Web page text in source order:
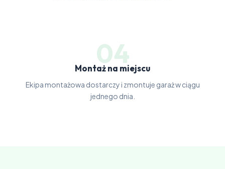
04
Montaż na miejscu
Ekipa montażowa dostarczy i zmontuje garaż w ciągu
jednego dnia.